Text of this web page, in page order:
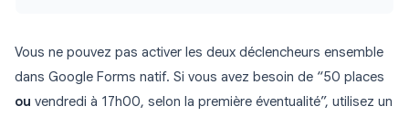
Vous ne pouvez pas activer les deux déclencheurs ensemble
dans Google Forms natif. Si vous avez besoin de “50 places
ou vendredi à 17h00, selon la première éventualité”, utilisez un